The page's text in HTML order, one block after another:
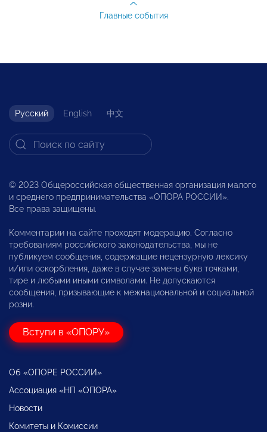
Главные события
Русский English 中文
© 2023 Общероссийская общественная организация малого
и среднего предпринимательства «ОПОРА РОССИИ».
Все права защищены.
Комментарии на сайте проходят модерацию. Согласно
требованиям российского законодательства, мы не
публикуем сообщения, содержащие нецензурную лексику
и/или оскорбления, даже в случае замены букв точками,
тире и любыми иными символами. Не допускаются
сообщения, призывающие к межнациональной и социальной
розни.
Вступи в «ОПОРУ»
Об «ОПОРЕ РОССИИ»
Ассоциация «НП «ОПОРА»
Новости
Комитеты и Комиссии